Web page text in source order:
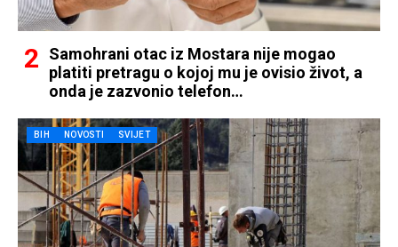
Samohrani otac iz Mostara nije mogao
platiti pretragu o kojoj mu je ovisio život, a
onda je zazvonio telefon…
BIH NOVOSTI SVIJET